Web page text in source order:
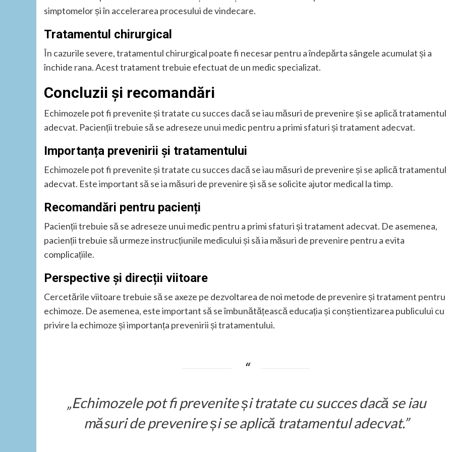
simptomelor și în accelerarea procesului de vindecare.
Tratamentul chirurgical
În cazurile severe, tratamentul chirurgical poate fi necesar pentru a îndepărta sângele acumulat și a
închide rana. Acest tratament trebuie efectuat de un medic specializat.
Concluzii și recomandări
Echimozele pot fi prevenite și tratate cu succes dacă se iau măsuri de prevenire și se aplică tratamentul
adecvat. Pacienții trebuie să se adreseze unui medic pentru a primi sfaturi și tratament adecvat.
Importanța prevenirii și tratamentului
Echimozele pot fi prevenite și tratate cu succes dacă se iau măsuri de prevenire și se aplică tratamentul
adecvat. Este important să se ia măsuri de prevenire și să se solicite ajutor medical la timp.
Recomandări pentru pacienți
Pacienții trebuie să se adreseze unui medic pentru a primi sfaturi și tratament adecvat. De asemenea,
pacienții trebuie să urmeze instrucțiunile medicului și să ia măsuri de prevenire pentru a evita
complicațiile.
Perspective și direcții viitoare
Cercetările viitoare trebuie să se axeze pe dezvoltarea de noi metode de prevenire și tratament pentru
echimoze. De asemenea, este important să se îmbunătățească educația și conștientizarea publicului cu
privire la echimoze și importanța prevenirii și tratamentului.
„Echimozele pot fi prevenite și tratate cu succes dacă se iau
măsuri de prevenire și se aplică tratamentul adecvat.”